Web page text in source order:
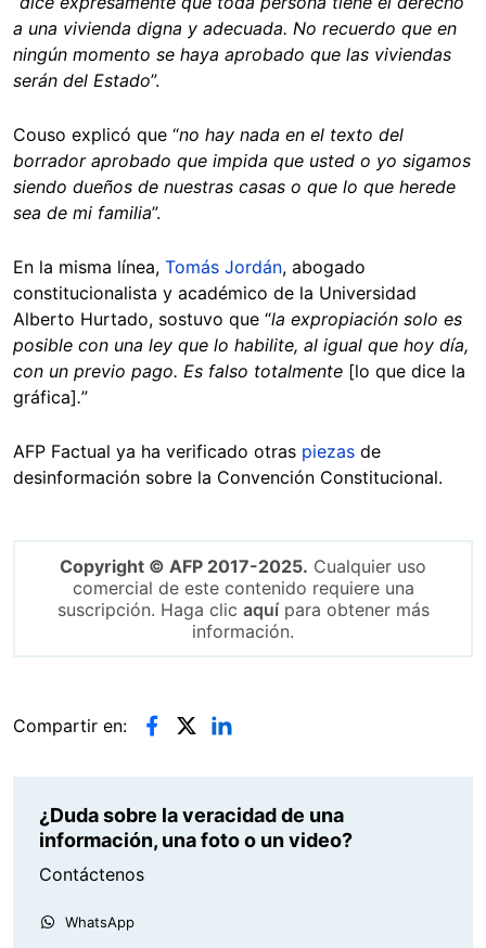
a una vivienda digna y adecuada. No recuerdo que en
ningún momento se haya aprobado que las viviendas
serán del Estado”.
Couso explicó que “no hay nada en el texto del
borrador aprobado que impida que usted o yo sigamos
siendo dueños de nuestras casas o que lo que herede
sea de mi familia”.
En la misma línea, Tomás Jordán, abogado
constitucionalista y académico de la Universidad
Alberto Hurtado, sostuvo que “la expropiación solo es
posible con una ley que lo habilite, al igual que hoy día,
con un previo pago. Es falso totalmente [lo que dice la
gráfica].”
AFP Factual ya ha verificado otras piezas de
desinformación sobre la Convención Constitucional.
Copyright © AFP 2017-2025. Cualquier uso
comercial de este contenido requiere una
suscripción. Haga clic aquípara obtener más
información.
Compartir en:
¿Duda sobre la veracidad de una
información, una foto o un video?
Contáctenos
WhatsApp